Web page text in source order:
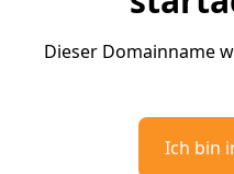
Dieser Domainname
Ich bin